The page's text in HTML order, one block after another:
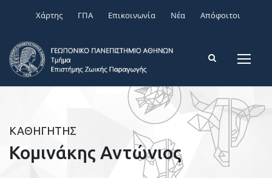
Χάρτης ΓΠΑ Επικοινωνία Νέα Απόφοιτοι
ΚΑΘΗΓΗΤΗΣ
Κομινάκης Αντώνιος